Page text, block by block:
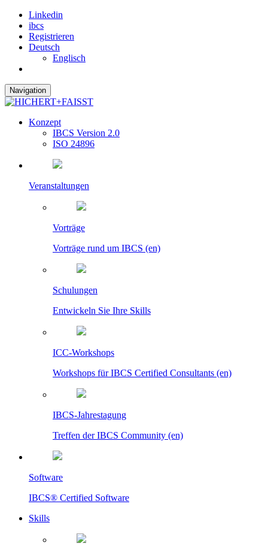
Linkedin
ibcs
Registrieren
Deutsch
Englisch
Navigation
Konzept
IBCS Version 2.0
ISO 24896
Veranstaltungen
Vorträge
Vorträge rund um IBCS (en)
Schulungen
Entwickeln Sie Ihre Skills
ICC-Workshops
Workshops für IBCS Certified Consultants (en)
IBCS-Jahrestagung
Treffen der IBCS Community (en)
Software
IBCS® Certified Software
Skills